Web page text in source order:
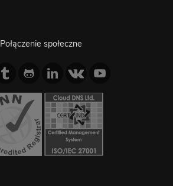
Połączenie społeczne